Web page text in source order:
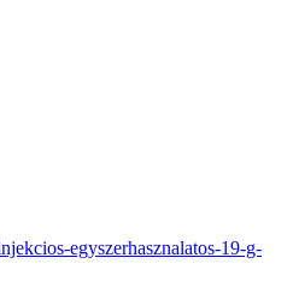
egyszerhasznalatos-19-g-